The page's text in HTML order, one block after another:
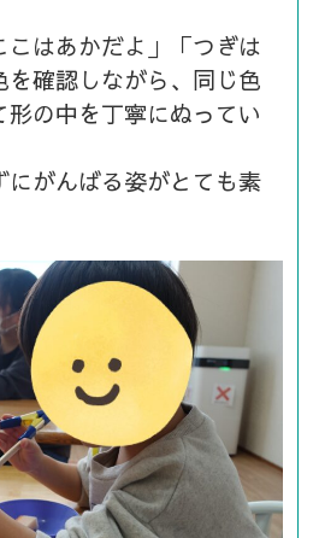
はあかだよ」「つぎは
を確認しながら、同じ色
の中を丁寧にぬってい
にがんばる姿がとても素